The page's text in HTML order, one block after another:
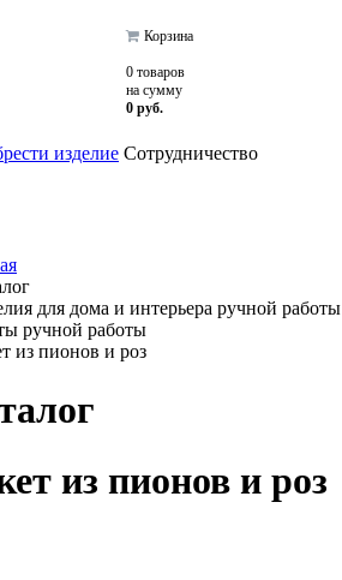
Корзина
0 товаров
на сумму
0 руб.
изделие Сотрудничество
для дома и интерьера ручной работы
ручной работы
из пионов и роз
из пионов и роз